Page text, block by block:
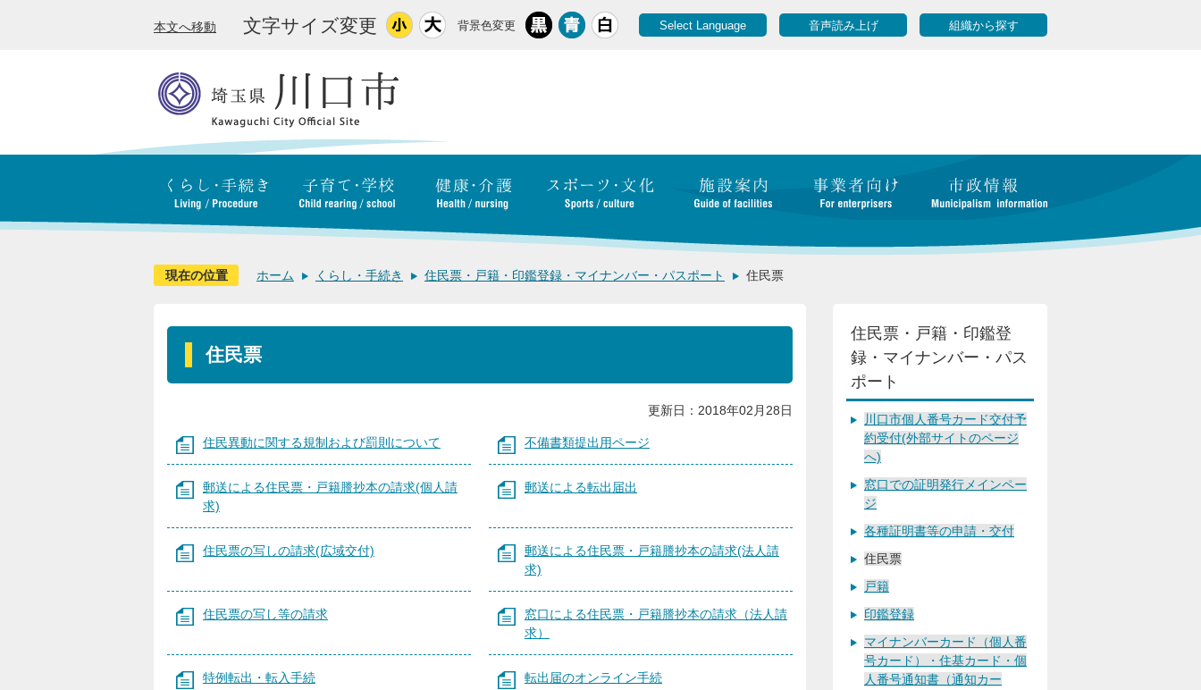
本文へ移動 文字サイズ変更 背景色変更 Select Language 音声読み上げ 組織から探す
現在の位置 ホーム くらし・手続き 住民票・戸籍・印鑑登録・マイナンバー・パスポート 住民票
住民票
更新日：2018年02月28日
住民異動に関する規制および罰則について 不備書類提出用ページ
郵送による住民票・戸籍謄抄本の請求(個人請
求)
郵送による転出届出
住民票の写しの請求(広域交付)
郵送による住民票・戸籍謄抄本の請求(法人請
求)
住民票の写し等の請求
窓口による住民票・戸籍謄抄本の請求（法人請
求）
特例転出・転入手続 転出届のオンライン手続
住民票・戸籍・印鑑登
録・マイナンバー・パス
ポート
川口市個人番号カード交付予
約受付(外部サイトのページ
へ)
窓口での証明発行メインペー
ジ
各種証明書等の申請・交付
住民票
戸籍
印鑑登録
マイナンバーカード（個人番
号カード）・住基カード・個
人番号通知書（通知カー